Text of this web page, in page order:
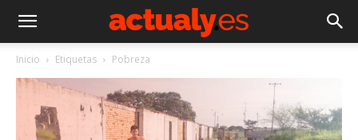
Inicio Etiquetas Pobreza